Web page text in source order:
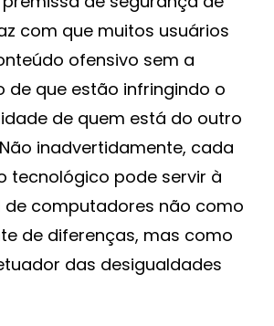
com que muitos usuários
ofensivo sem a
de que estão infringindo o
de quem está do outro
inadvertidamente, cada
tecnológico pode servir à
de computadores não como
de diferenças, mas como
das desigualdades